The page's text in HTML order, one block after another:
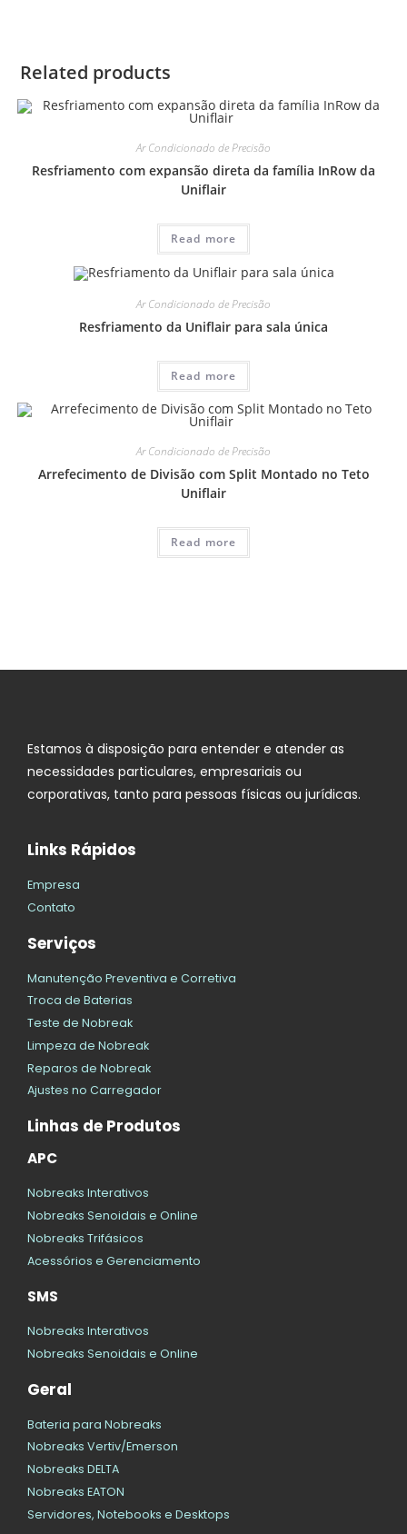
Related products
Ar Condicionado de Precisão
Resfriamento com expansão direta da família InRow da
Uniflair
Read more
Ar Condicionado de Precisão
Resfriamento da Uniflair para sala única
Read more
Ar Condicionado de Precisão
Arrefecimento de Divisão com Split Montado no Teto
Uniflair
Read more
Estamos à disposição para entender e atender as
necessidades particulares, empresariais ou
corporativas, tanto para pessoas físicas ou jurídicas.
Links Rápidos
Empresa
Contato
Serviços
Manutenção Preventiva e Corretiva
Troca de Baterias
Teste de Nobreak
Limpeza de Nobreak
Reparos de Nobreak
Ajustes no Carregador
Linhas de Produtos
APC
Nobreaks Interativos
Nobreaks Senoidais e Online
Nobreaks Trifásicos
Acessórios e Gerenciamento
SMS
Nobreaks Interativos
Nobreaks Senoidais e Online
Geral
Bateria para Nobreaks
Nobreaks Vertiv/Emerson
Nobreaks DELTA
Nobreaks EATON
Servidores, Notebooks e Desktops